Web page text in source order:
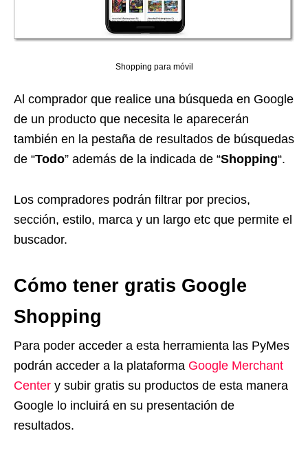
Shopping para móvil
Al comprador que realice una búsqueda en Google
de un producto que necesita le aparecerán
también en la pestaña de resultados de búsquedas
de “Todo” además de la indicada de “Shopping“.
Los compradores podrán filtrar por precios,
sección, estilo, marca y un largo etc que permite el
buscador.
Cómo tener gratis Google
Shopping
Para poder acceder a esta herramienta las PyMes
podrán acceder a la plataforma Google Merchant
Center y subir gratis su productos de esta manera
Google lo incluirá en su presentación de
resultados.